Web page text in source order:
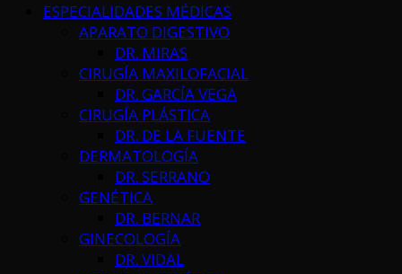
ESPECIALIDADES MÉDICAS
APARATO DIGESTIVO
DR. MIRAS
CIRUGÍA MAXILOFACIAL
DR. GARCÍA VEGA
CIRUGÍA PLÁSTICA
DR. DE LA FUENTE
DERMATOLOGÍA
DR. SERRANO
GENÉTICA
DR. BERNAR
GINECOLOGÍA
DR. VIDAL